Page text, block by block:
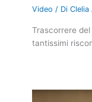
Video / DiClelia
Trascorrere
tantissimi